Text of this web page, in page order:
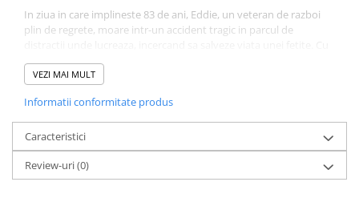
Legislatie
Fictiune
Actiune,aventura
Clasici
Fantasy
Istorica
Literatura de divertisment
In ziua in care implineste 83 de ani, Eddie, un veteran de razboi
plin de regrete, moare intr-un accident tragic in parcul de
nimic.
El se trezeste in viata de apoi, unde invata ca raiul nu este o
destinatie, este raspunsul pe care il cautam. Ca cel mai mare dar
de la Dumnezeu este sa intelegem sensul vietii pe care am trait-o.
Cinci persoane care au trecut prin viata lui, oameni dragi sau
prieteni pe care inca nu i-a cunoscut, ii dezvaluie lui Eddie
conexiuni nebanuite intre destinele lor si misterele din spatele
VEZI MAI MULT
Informatii conformitate produs
Caracteristici
Review-uri(0)